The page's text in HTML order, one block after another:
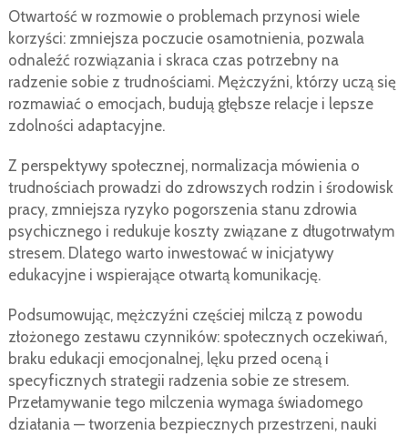
Otwartość w rozmowie o problemach przynosi wiele
korzyści: zmniejsza poczucie osamotnienia, pozwala
odnaleźć rozwiązania i skraca czas potrzebny na
radzenie sobie z trudnościami. Mężczyźni, którzy uczą się
rozmawiać o emocjach, budują głębsze relacje i lepsze
zdolności adaptacyjne.
Z perspektywy społecznej, normalizacja mówienia o
trudnościach prowadzi do zdrowszych rodzin i środowisk
pracy, zmniejsza ryzyko pogorszenia stanu zdrowia
psychicznego i redukuje koszty związane z długotrwałym
stresem. Dlatego warto inwestować w inicjatywy
edukacyjne i wspierające otwartą komunikację.
Podsumowując, mężczyźni częściej milczą z powodu
złożonego zestawu czynników: społecznych oczekiwań,
braku edukacji emocjonalnej, lęku przed oceną i
specyficznych strategii radzenia sobie ze stresem.
Przełamywanie tego milczenia wymaga świadomego
działania — tworzenia bezpiecznych przestrzeni, nauki